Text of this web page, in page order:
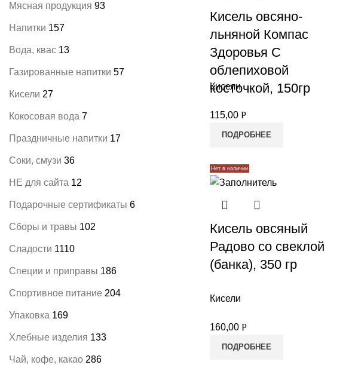
Мясная продукция 93
Напитки 157
Вода, квас 13
Газированные напитки 57
Кисели 27
Кокосовая вода 7
Праздничные напитки 17
Соки, смузи 36
НЕ для сайта 12
Подарочные сертификаты 6
Сборы и травы 102
Сладости 1110
Специи и приправы 186
Спортивное питание 204
Упаковка 169
Хлебные изделия 133
Чай, кофе, какао 286
Кисель овсяно-
льняной Компас
Здоровья С
облепиховой
косточкой, 150гр
Кисели
115,00 Р
ПОДРОБНЕЕ
Нет в наличии
Кисель овсяный
Радово со свеклой
(банка), 350 гр
Кисели
160,00 Р
ПОДРОБНЕЕ